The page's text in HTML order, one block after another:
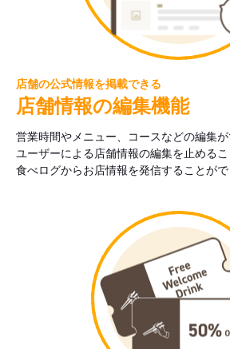
店舗の公式情報を掲載できる
店舗情報の編集機能
営業時間やメニュー、コースなどの編集が
ユーザーによる店舗情報の編集を止めるこ
食べログからお店情報を発信することがで